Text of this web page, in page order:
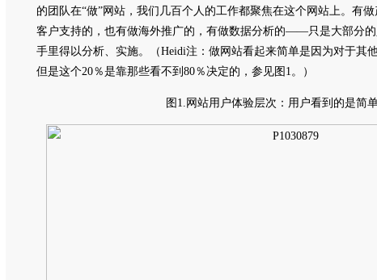
的团队在“做”网站，我们几百个人的工作都聚焦在这个网站上。有
客户支持的，也有做海外推广的，有做数据分析的——只是大部分
手里得以分析、实施。（Heidi注：做网站看起来简单是因为对于其
但是这个20％是靠那些看不到80％决定的，参见图1。）
图1.网站用户体验层次：用户看到的是简